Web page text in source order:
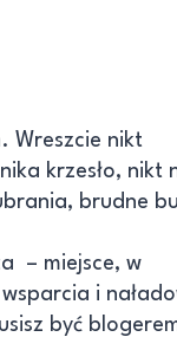
Wreszcie nikt
krzesło, nikt
brudne
– miejsce, w
i
być